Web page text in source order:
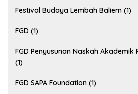
Festival Budaya Lembah Baliem (1)
FGD (1)
FGD Penyusunan Naskah Akademik
(1)
FGD SAPA Foundation (1)